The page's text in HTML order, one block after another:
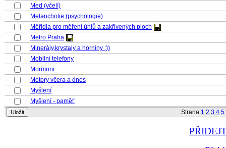
Med (včelí)
Melancholie (psychologie)
Měřidla pro měření úhlů a zakřivených ploch
Metro Praha
Minerály,krystaly a horniny :))
Mobilní telefony
Mormoni
Motory včera a dnes
Myšlení
Myšlení - paměť
Strana 1 2 3 4 5